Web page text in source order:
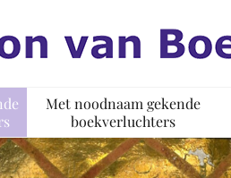
Met noodnaam gekende
boekverluchters